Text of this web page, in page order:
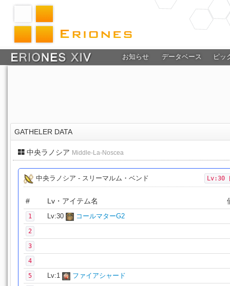
お知らせ データベース ピッ
GATHELER DATA
中央ラノシア Middle-La-Noscea
中央ラノシア - スリーマルム・ベンド Lv:30
# Lv・アイテム名
1 Lv:30 コールマターG2
2
3
4
5 Lv:1 ファイアシャード